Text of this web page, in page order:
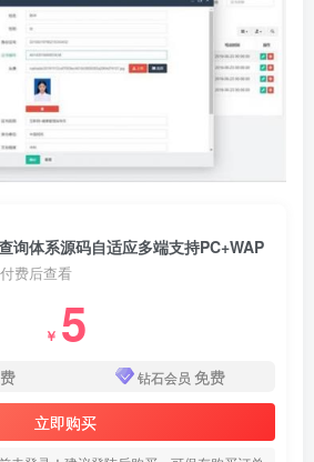
询体系源码自适应多端支持PC+WAP
费后查看
￥ 5
钻石会员 免费
立即购买